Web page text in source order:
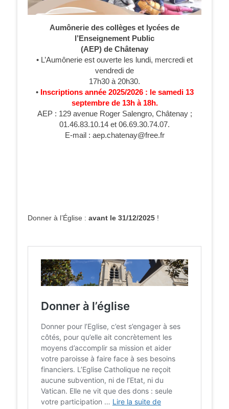
Aumônerie des collèges et lycées de
l’Enseignement Public
(AEP) de Châtenay
• L’Aumônerie est ouverte les lundi, mercredi et
vendredi de
17h30 à 20h30.
• Inscriptions année 2025/2026 : le samedi 13
septembre de 13h à 18h.
AEP : 129 avenue Roger Salengro, Châtenay ;
01.46.83.10.14 et 06.69.30.74.07.
E-mail : aep.chatenay@free.fr
Donner à l’Église : avant le 31/12/2025 !